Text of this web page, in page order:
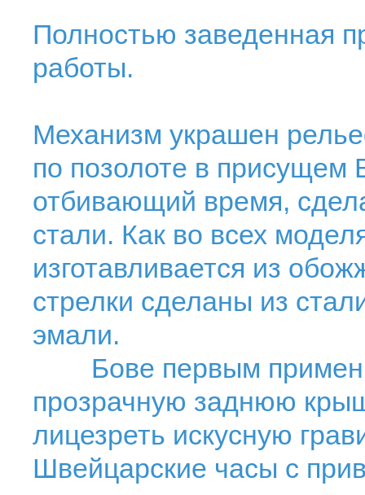
Полностью заведенная
работы.
Механизм украшен
по позолоте в присущем
отбивающий время,
стали. Как во всех
изготавливается из
стрелки сделаны из
эмали.
Бове первым
прозрачную заднюю
лицезреть искусную
Швейцарские часы с